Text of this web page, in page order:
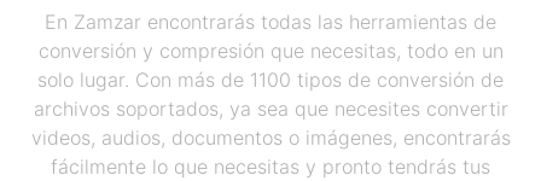
En Zamzar encontrarás todas las herramientas de
conversión y compresión que necesitas, todo en un
solo lugar. Con más de 1100 tipos de conversión de
archivos soportados, ya sea que necesites convertir
videos, audios, documentos o imágenes, encontrarás
fácilmente lo que necesitas y pronto tendrás tus